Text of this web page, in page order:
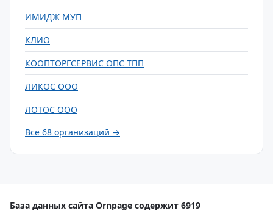
ИМИДЖ МУП
КЛИО
КООПТОРГСЕРВИС ОПС ТПП
ЛИКОС ООО
ЛОТОС ООО
Все 68 организаций →
База данных сайта Ornpage содержит 6919